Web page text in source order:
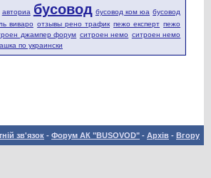
авториа бусовод бусовод ком юа бусовод
виваро отзывы рено трафик пежо експерт пежо
джампер форум ситроен немо ситроен немо
по украински
зв'язок - Форум АК "BUSOVOD" - Архів - Вгору